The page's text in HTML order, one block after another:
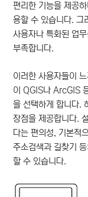
편리한 기능을 제공
용할 수 있습니다. 그
사용자나 특화된 업
부족합니다.
이러한 사용자들이
이 QGIS나 ArcGIS
을 선택하게 합니다.
장점을 제공합니다.
다는 편의성, 기본적
주소검색과 길찾기
할 수 있습니다.